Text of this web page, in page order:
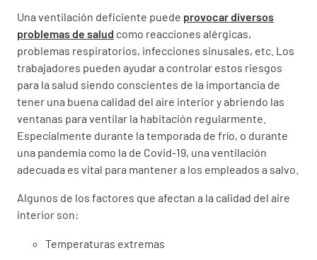
Una ventilación deficiente puede provocar diversos
problemas de salud como reacciones alérgicas,
problemas respiratorios, infecciones sinusales, etc. Los
trabajadores pueden ayudar a controlar estos riesgos
para la salud siendo conscientes de la importancia de
tener una buena calidad del aire interior y abriendo las
ventanas para ventilar la habitación regularmente.
Especialmente durante la temporada de frío, o durante
una pandemia como la de Covid-19, una ventilación
adecuada es vital para mantener a los empleados a salvo.
Algunos de los factores que afectan a la calidad del aire
interior son:
Temperaturas extremas